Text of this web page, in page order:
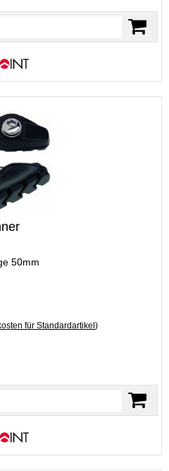
50mm
für Standardartikel )